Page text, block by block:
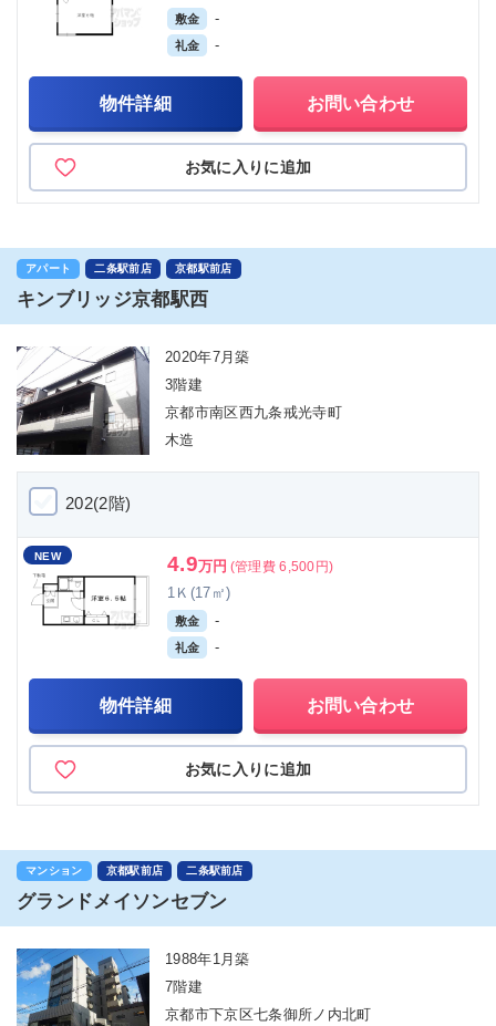
敷金 -
礼金 -
物件詳細 お問い合わせ
お気に入りに追加
アパート 二条駅前店 京都駅前店
キンブリッジ京都駅西
2020年7月築
3階建
京都市南区西九条戒光寺町
木造
202(2階)
NEW 4.9万円 (管理費 6,500円)
1Ｋ(17㎡)
敷金 -
礼金 -
物件詳細 お問い合わせ
お気に入りに追加
マンション 京都駅前店 二条駅前店
グランドメイソンセブン
1988年1月築
7階建
京都市下京区七条御所ノ内北町